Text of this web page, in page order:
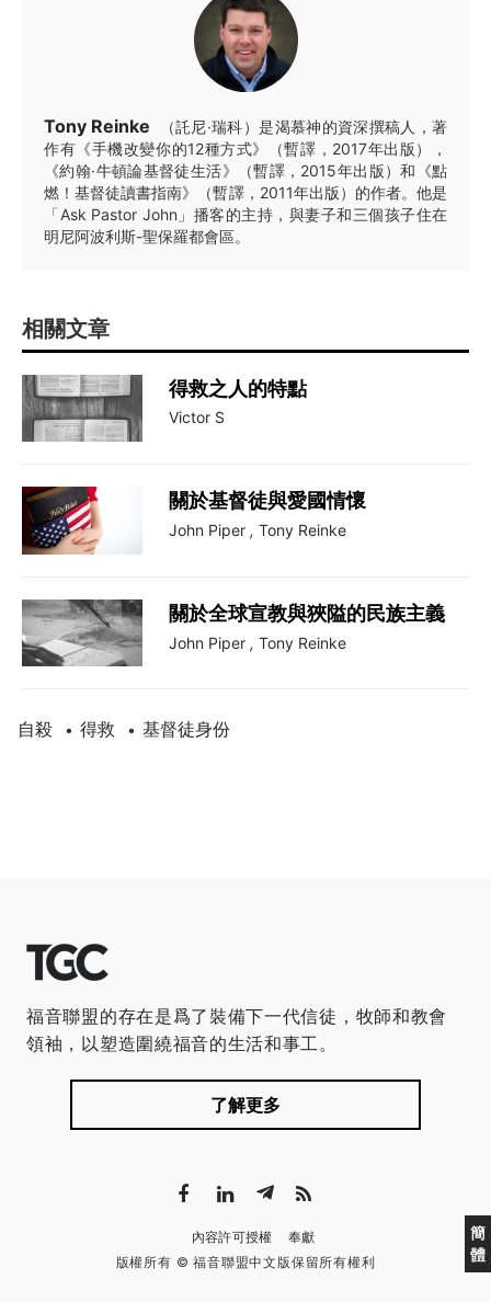
Tony Reinke
（託尼·瑞科）是渴慕神的資深撰稿人，著
作有《手機改變你的12種方式》（暫譯，2017年出版），
《約翰·牛頓論基督徒生活》（暫譯，2015年出版）和《點
燃！基督徒讀書指南》（暫譯，2011年出版）的作者。他是
「Ask Pastor John」播客的主持，與妻子和三個孩子住在
明尼阿波利斯-聖保羅都會區。
相關文章
得救之人的特點
Victor S
關於基督徒與愛國情懷
John Piper , Tony Reinke
關於全球宣教與狹隘的民族主義
John Piper , Tony Reinke
自殺 • 得救 • 基督徒身份
簡
體
福音聯盟的存在是爲了裝備下一代信徒，牧師和教會
領袖，以塑造圍繞福音的生活和事工。
了解更多
內容許可授權
奉獻
版權所有 © 福音聯盟中文版保留所有權利